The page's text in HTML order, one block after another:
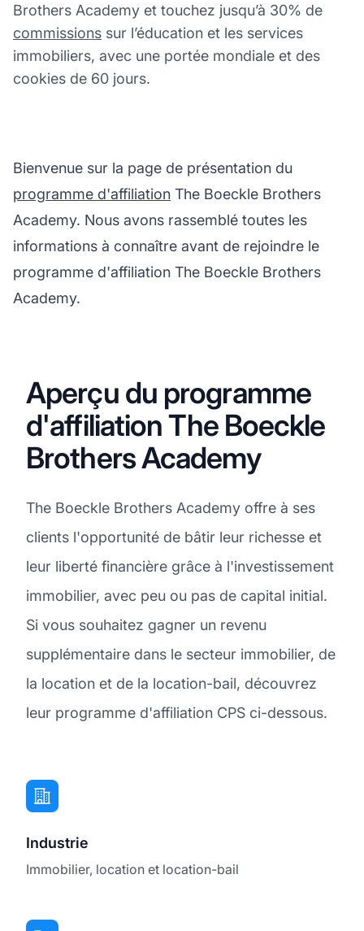
Brothers Academy et touchez jusqu’à 30% de
commissions sur l’éducation et les services
immobiliers, avec une portée mondiale et des
cookies de 60 jours.
Bienvenue sur la page de présentation du
programme d'affiliation The Boeckle Brothers
Academy. Nous avons rassemblé toutes les
informations à connaître avant de rejoindre le
programme d'affiliation The Boeckle Brothers
Academy.
Aperçu du programme
d'affiliation The Boeckle
Brothers Academy
The Boeckle Brothers Academy offre à ses
clients l'opportunité de bâtir leur richesse et
leur liberté financière grâce à l'investissement
immobilier, avec peu ou pas de capital initial.
Si vous souhaitez gagner un revenu
supplémentaire dans le secteur immobilier, de
la location et de la location-bail, découvrez
leur programme d'affiliation CPS ci-dessous.
Industrie
Immobilier, location et location-bail